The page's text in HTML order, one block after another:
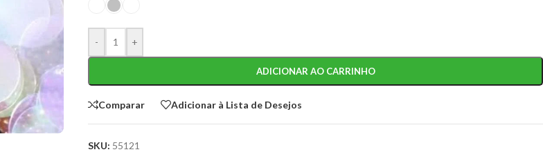
- +
ADICIONAR AO CARRINHO
Comparar Adicionar à Lista de Desejos
SKU: 55121